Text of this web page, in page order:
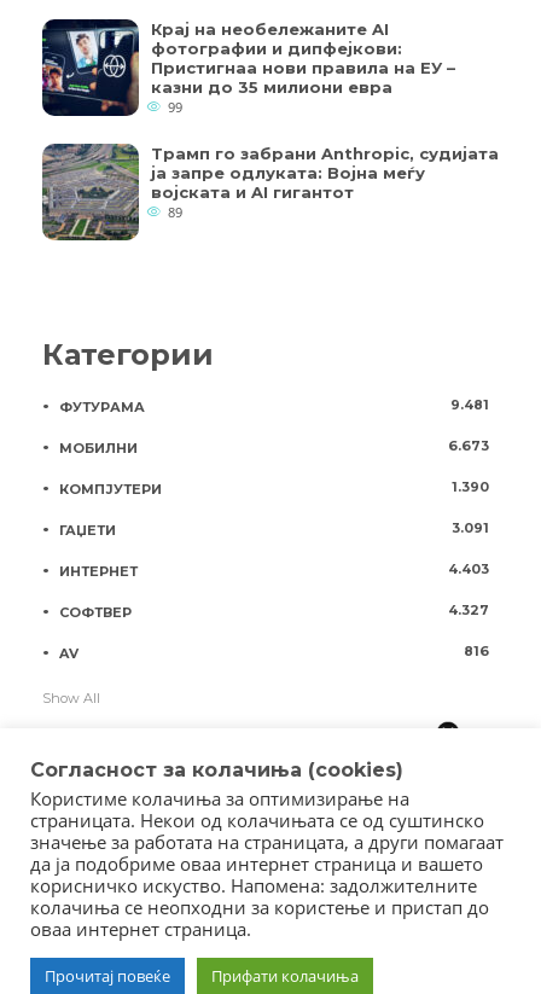
Крај на необележаните AI
фотографии и дипфејкови:
Пристигнаа нови правила на ЕУ –
казни до 35 милиони евра
99
Трамп го забрани Anthropic, судијата
ја запре одлуката: Војна меѓу
војската и AI гигантот
89
Категории
ФУТУРАМА 9.481
МОБИЛНИ 6.673
КОМПЈУТЕРИ 1.390
ГАЏЕТИ 3.091
ИНТЕРНЕТ 4.403
СОФТВЕР 4.327
AV 816
Show All
Copyright © 2018 - Member of IAB Macedonia
Member of Clip Media Group / 2017
Согласност за колачиња (cookies)
Користиме колачиња за оптимизирање на
страницата. Некои од колачињата се од суштинско
значење за работата на страницата, а други помагаат
да ја подобриме оваа интернет страница и вашето
корисничко искуство. Напомена: задолжителните
колачиња се неопходни за користење и пристап до
оваа интернет страница.
Прочитај повеќе Прифати колачиња